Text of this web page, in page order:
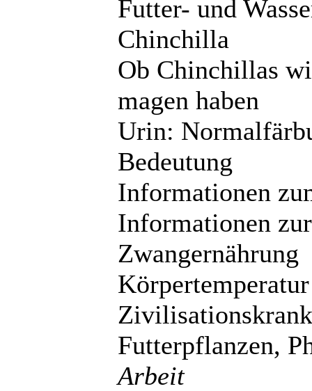
Futter- und
Chinchilla
Ob Chinchillas
magen haben
Urin:
Bedeutung
Informationen
Informationen
Zwangernährung
Futterpflanzen,
Arbeit